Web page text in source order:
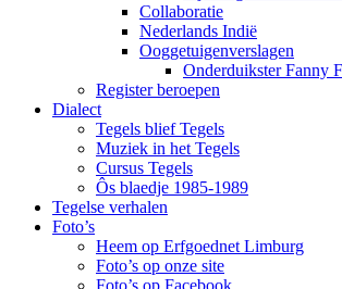
Collaboratie
Nederlands Indië
Ooggetuigenverslagen
Onderduikster Fanny
Register beroepen
Dialect
Tegels blief Tegels
Muziek in het Tegels
Cursus Tegels
Ôs blaedje 1985-1989
Tegelse verhalen
Foto’s
Heem op Erfgoednet Limburg
Foto’s op onze site
Foto’s op Facebook